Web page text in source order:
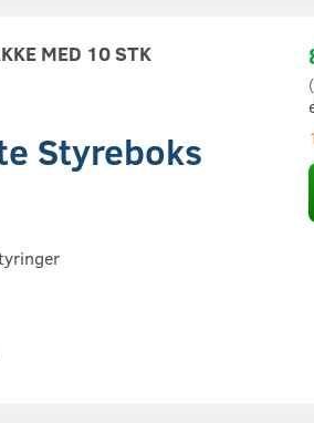
MED 10 STK
Styreboks
(